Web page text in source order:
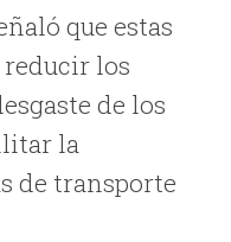
que estas
los
de los
la
de transporte